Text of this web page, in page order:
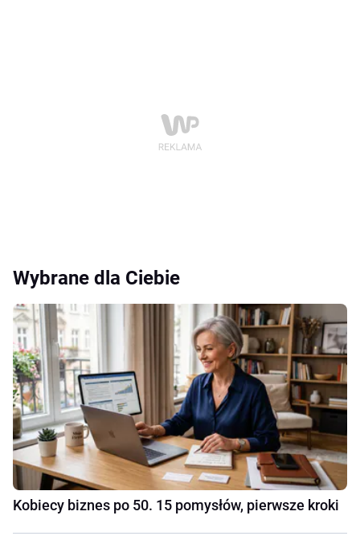
Wybrane dla Ciebie
Kobiecy biznes po 50. 15 pomysłów, pierwsze kroki